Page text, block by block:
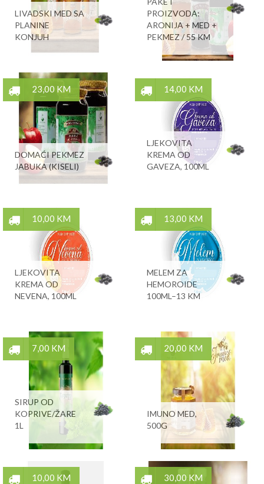
LIVADSKI MED SA
PLANINE
KONJUH
PROIZVODA:
ARONIJA + MED +
PEKMEZ / 55 KM
23,00 KM
DOMAĆI PEKMEZ
JABUKA (KISELI)
14,00 KM
LJEKOVITA
KREMA OD
GAVEZA, 100ML
10,00 KM
LJEKOVITA
KREMA OD
NEVENA, 100ML
13,00 KM
MELEM ZA
HEMOROIDE
100ML–13 KM
7,00 KM
SIRUP OD
KOPRIVE/ŽARE
1L
20,00 KM
IMUNO MED,
500G
10,00 KM 30,00 KM